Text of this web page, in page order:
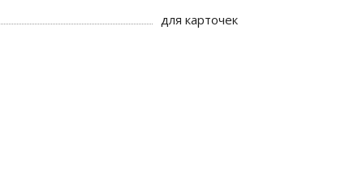
для карточек